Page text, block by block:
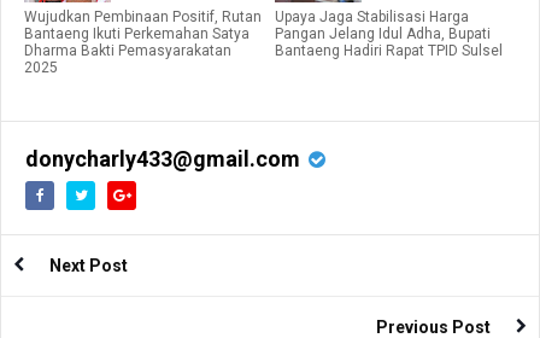
Wujudkan Pembinaan Positif, Rutan
Bantaeng Ikuti Perkemahan Satya
Dharma Bakti Pemasyarakatan
2025
Upaya Jaga Stabilisasi Harga
Pangan Jelang Idul Adha, Bupati
Bantaeng Hadiri Rapat TPID Sulsel
donycharly433@gmail.com
Next Post
Previous Post